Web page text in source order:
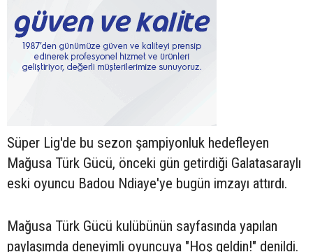
Süper Lig'de bu sezon şampiyonluk hedefleyen
Mağusa Türk Gücü, önceki gün getirdiği Galatasaraylı
eski oyuncu Badou Ndiaye'ye bugün imzayı attırdı.
Mağusa Türk Gücü kulübünün sayfasında yapılan
paylaşımda deneyimli oyuncuya "Hoş geldin!" denildi.